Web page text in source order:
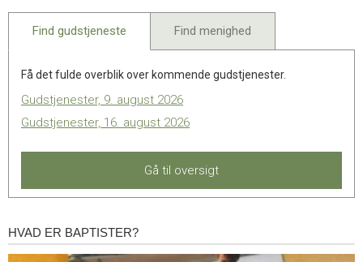
2024
Find gudstjeneste Find menighed
Få det fulde overblik over kommende gudstjenester.
Gudstjenester, 9. august 2026
Gudstjenester, 16. august 2026
Gå til oversigt
Hvad
er
HVAD ER BAPTISTER?